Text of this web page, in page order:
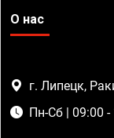
О нас
г. Липецк,
Пн-Сб | 09:00 -